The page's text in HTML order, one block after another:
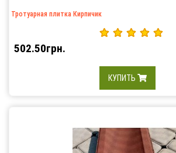
Тротуарная плитка Кирпичик
502.50грн.
КУПИТЬ